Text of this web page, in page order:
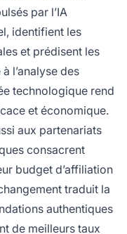
par l’IA
identifient les
et prédisent les
l’analyse des
technologique rend
et économique.
aux partenariats
consacrent
budget d’affiliation
traduit la
authentiques
de meilleurs taux